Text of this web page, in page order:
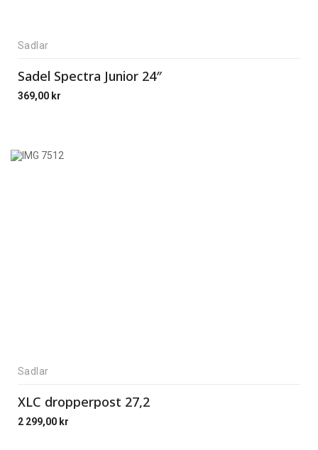
Sadlar
Sadel Spectra Junior 24″
369,00 kr
Sadlar
XLC dropperpost 27,2
2 299,00 kr